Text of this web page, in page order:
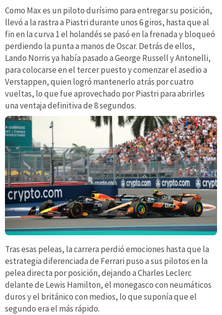
Como Max es un piloto durísimo para entregar su posición,
llevó a la rastra a Piastri durante unos 6 giros, hasta que al
fin en la curva 1 el holandés se pasó en la frenada y bloqueó
perdiendo la punta a manos de Oscar. Detrás de ellos,
Lando Norris ya había pasado a George Russell y Antonelli,
para colocarse en el tercer puesto y comenzar el asedio a
Verstappen, quien logró mantenerlo atrás por cuatro
vueltas, lo que fue aprovechado por Piastri para abrirles
una ventaja definitiva de 8 segundos.
Tras esas peleas, la carrera perdió emociones hasta que la
estrategia diferenciada de Ferrari puso a sus pilotos en la
pelea directa por posición, dejando a Charles Leclerc
delante de Lewis Hamilton, el monegasco con neumáticos
duros y el británico con medios, lo que suponía que el
segundo era el más rápido.